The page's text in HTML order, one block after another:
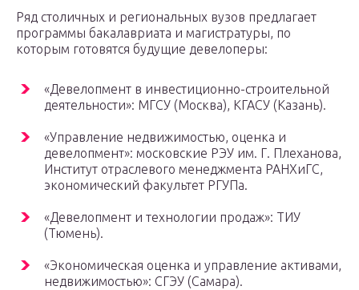
Ряд столичных и региональных вузов предлагает
программы бакалавриата и магистратуры, по
которым готовятся будущие девелоперы:
«Девелопмент в инвестиционно-строительной
деятельности»: МГСУ (Москва), КГАСУ (Казань).
«Управление недвижимостью, оценка и
девелопмент»: московские РЭУ им. Г. Плеханова,
Институт отраслевого менеджмента РАНХиГС,
экономический факультет РГУПа.
«Девелопмент и технологии продаж»: ТИУ
(Тюмень).
«Экономическая оценка и управление активами,
недвижимостью»: СГЭУ (Самара).